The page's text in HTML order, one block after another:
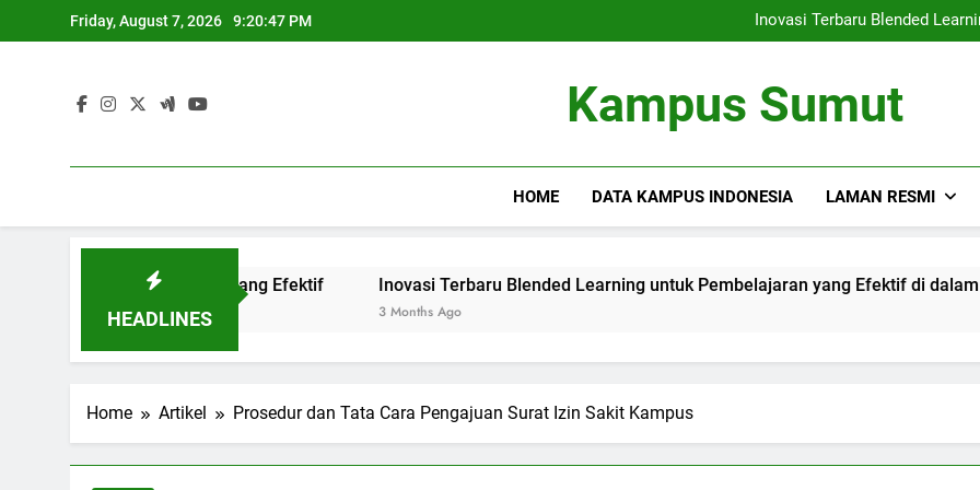
to
Friday, August 7, 2026 9:20:48 PM
Inovasi Terbaru Blended
Mengintegrasikan
Inovasi Terbaru Blended
Mengintegrasikan
Kampus Sumut
HOME DATA KAMPUS INDONESIA LAMAN RESMI
HEADLINES
and Match yang Efektif Inovasi Terbaru Blended Learning untuk Pembelajaran yang Efektif di dalam
Home Artikel Prosedur dan Tata Cara Pengajuan Surat Izin Sakit Kampus